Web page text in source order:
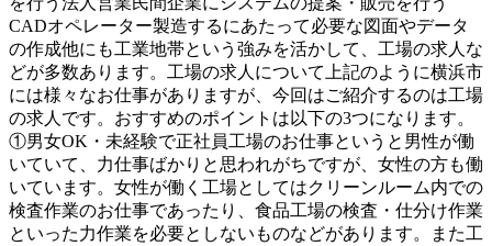
CADオペレーター製造するにあたって必要な図面やデータ
の作成他にも工業地帯という強みを活かして、工場の求人な
どが多数あります。工場の求人について上記のように横浜市
には様々なお仕事がありますが、今回はご紹介するのは工場
の求人です。おすすめのポイントは以下の3つになります。
①男女OK・未経験で正社員工場のお仕事というと男性が働
いていて、力仕事ばかりと思われがちですが、女性の方も働
いています。女性が働く工場としてはクリーンルーム内での
検査作業のお仕事であったり、食品工場の検査・仕分け作業
といった力作業を必要としないものなどがあります。また工